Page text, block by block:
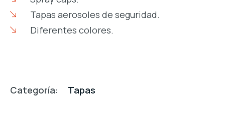
Tapas aerosoles de seguridad.
Diferentes colores.
Categoría: Tapas